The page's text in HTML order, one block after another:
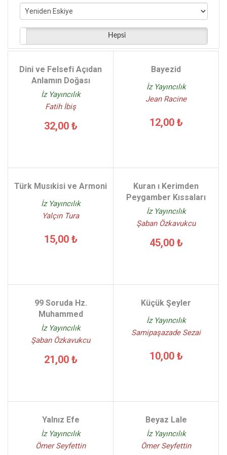
Ersin Nazif Gürdoğan - (5)
Habil Şentürk - (5)
Hepsi
Dini ve Felsefi Açıdan
Anlamın Doğası
İz Yayıncılık
Fatih İbiş
32,00 ₺
Bayezid
İz Yayıncılık
Jean Racine
12,00 ₺
Türk Musıkisi ve Armoni
İz Yayıncılık
Yalçın Tura
15,00 ₺
Kuran ı Kerimden
Peygamber Kıssaları
İz Yayıncılık
Şaban Özkavukcu
45,00 ₺
99 Soruda Hz.
Muhammed
İz Yayıncılık
Şaban Özkavukcu
21,00 ₺
Küçük Şeyler
İz Yayıncılık
Samipaşazade Sezai
10,00 ₺
Yalnız Efe
İz Yayıncılık
Ömer Seyfettin
Beyaz Lale
İz Yayıncılık
Ömer Seyfettin